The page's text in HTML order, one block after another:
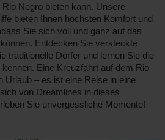
Negro bieten kann. Unsere
bieten Ihnen höchsten Komfort und
Sie sich voll und ganz auf das
Entdecken Sie versteckte
traditionelle Dörfer und lernen Sie die
Eine Kreuzfahrt auf dem Rio
Urlaub – es ist eine Reise in eine
von Dreamlines in dieses
Sie unvergessliche Momente!